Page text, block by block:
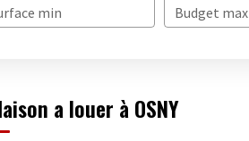
min Budget max
a louer à OSNY